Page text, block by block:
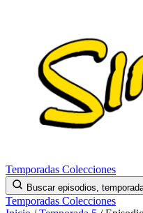
Temporadas Colecciones
Buscar episodios,
Temporadas Colecciones